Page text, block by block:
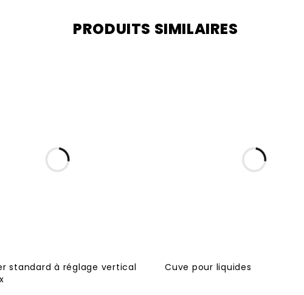
PRODUITS SIMILAIRES
standard à réglage vertical
Cuve pour liquides